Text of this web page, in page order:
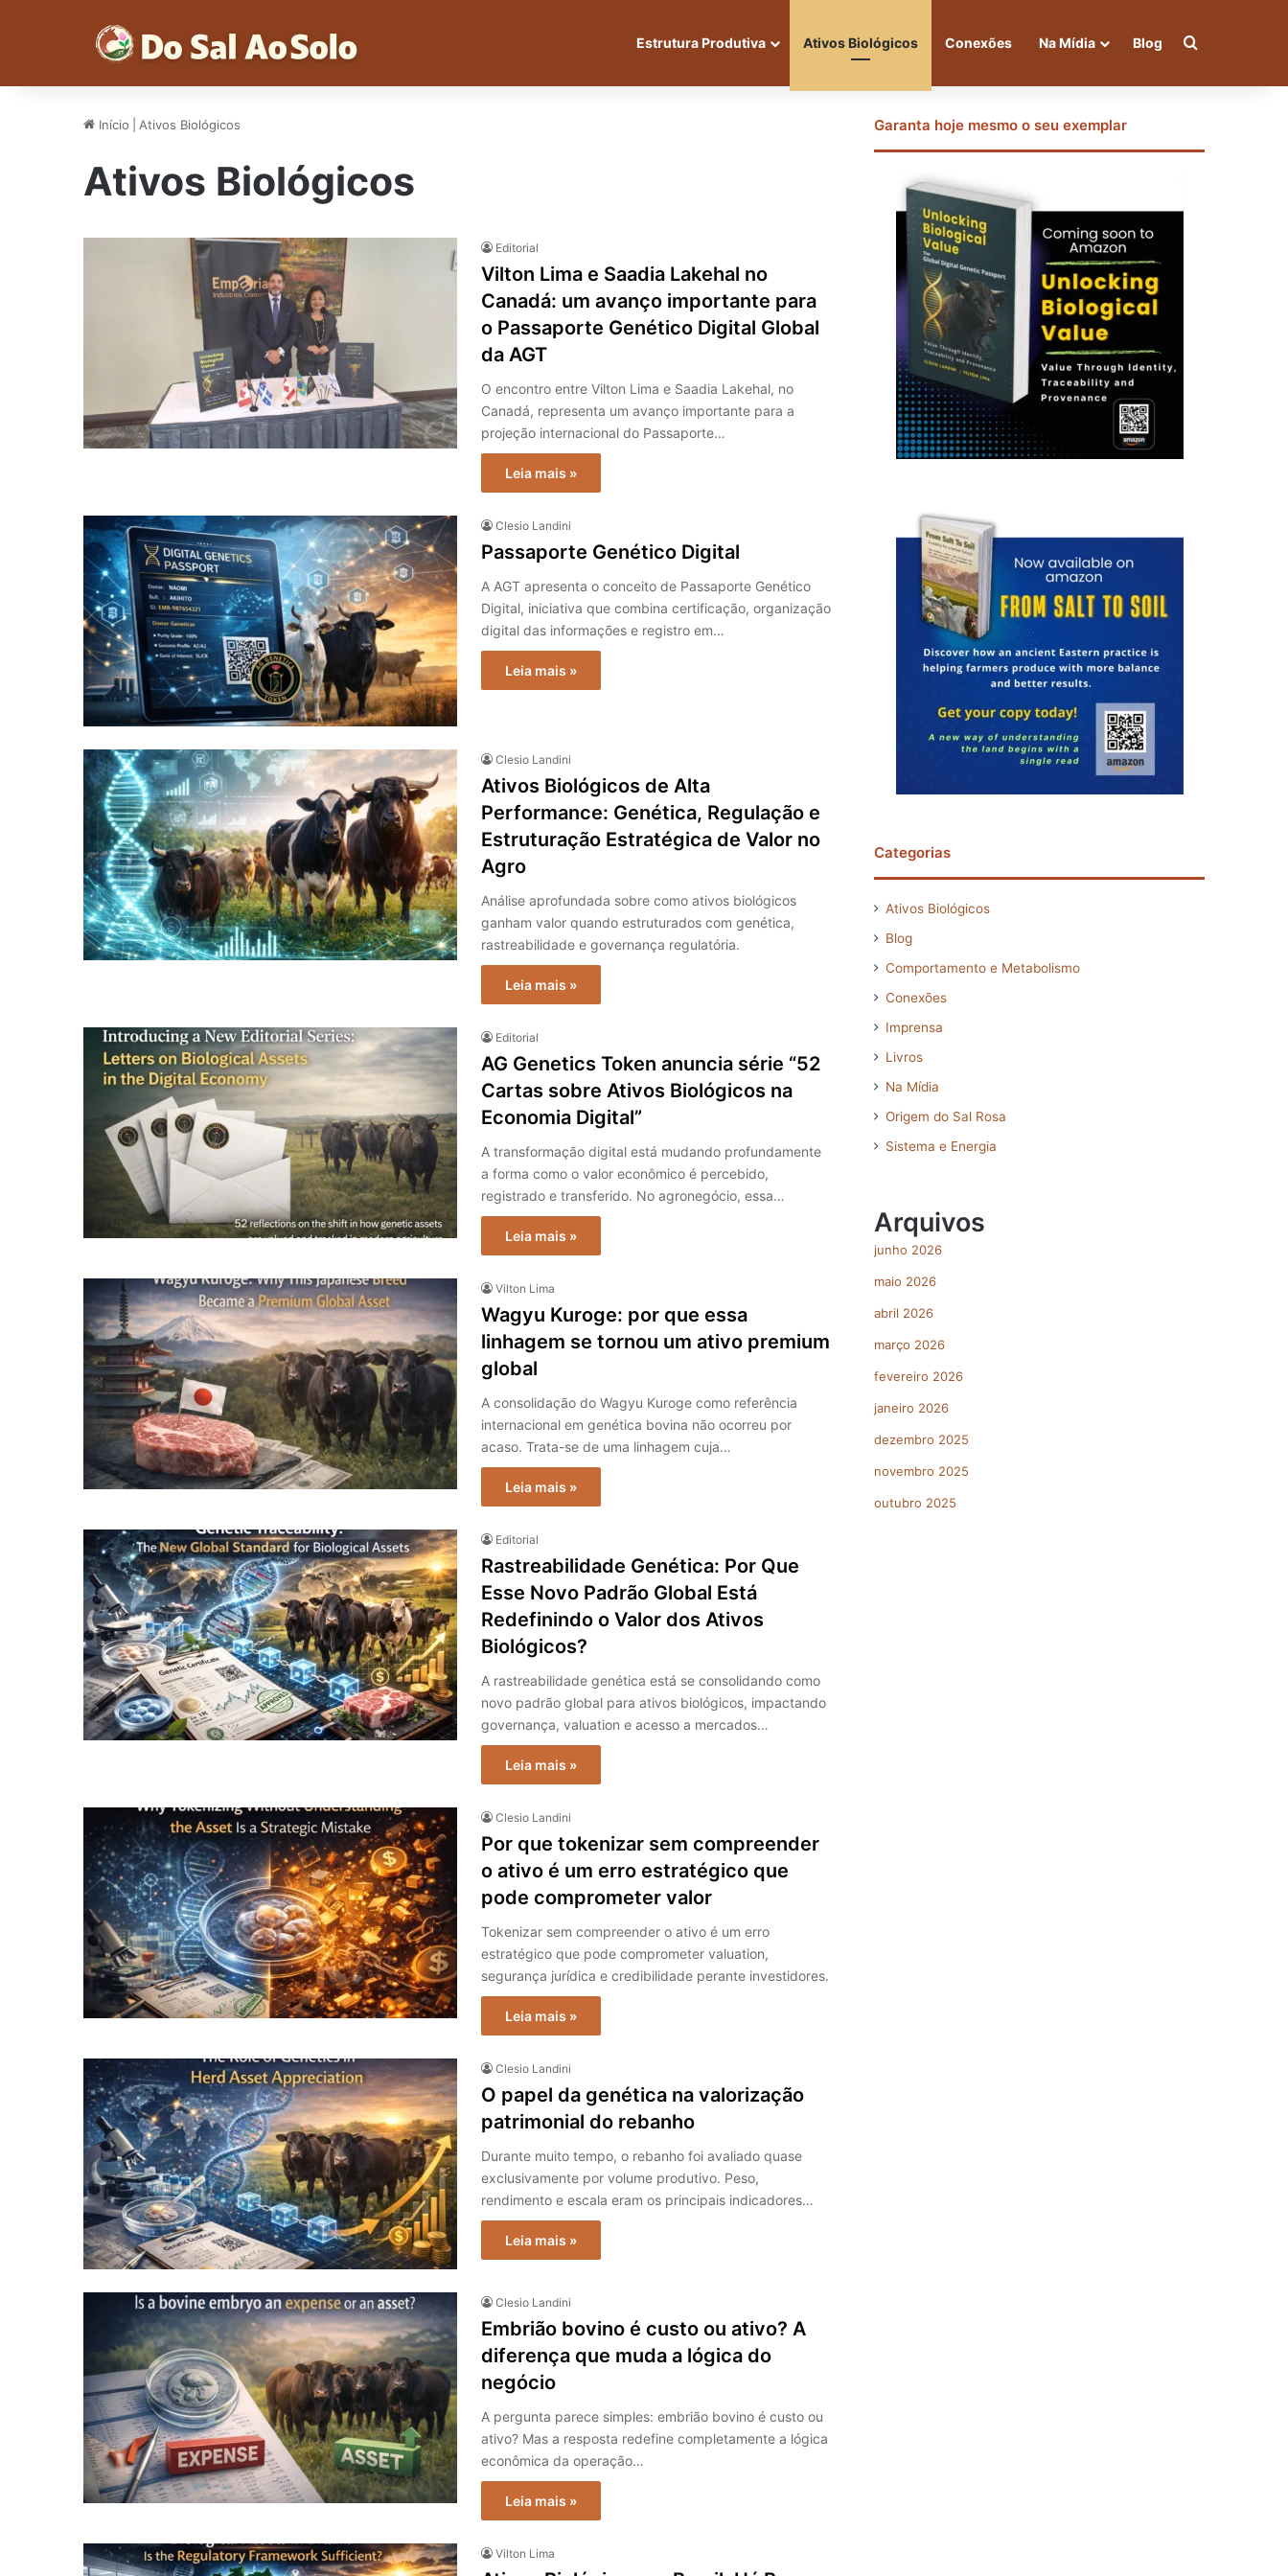
Estrutura Produtiva Ativos Biológicos Conexões Na Mídia Blog Procurar por
Início Ativos Biológicos
Ativos Biológicos
Editorial
Vilton Lima e Saadia Lakehal no
Canadá: um avanço importante para
o Passaporte Genético Digital Global
da AGT
O encontro entre Vilton Lima e Saadia Lakehal, no
Canadá, representa um avanço importante para a
projeção internacional do Passaporte…
Leia mais »
Clesio Landini
Passaporte Genético Digital
A AGT apresenta o conceito de Passaporte Genético
Digital, iniciativa que combina certificação, organização
digital das informações e registro em…
Leia mais »
Clesio Landini
Ativos Biológicos de Alta
Performance: Genética, Regulação e
Estruturação Estratégica de Valor no
Agro
Análise aprofundada sobre como ativos biológicos
ganham valor quando estruturados com genética,
rastreabilidade e governança regulatória.
Leia mais »
Editorial
AG Genetics Token anuncia série “52
Cartas sobre Ativos Biológicos na
Economia Digital”
A transformação digital está mudando profundamente
a forma como o valor econômico é percebido,
registrado e transferido. No agronegócio, essa…
Leia mais »
Vilton Lima
Wagyu Kuroge: por que essa
linhagem se tornou um ativo premium
global
A consolidação do Wagyu Kuroge como referência
internacional em genética bovina não ocorreu por
acaso. Trata-se de uma linhagem cuja…
Leia mais »
Editorial
Rastreabilidade Genética: Por Que
Esse Novo Padrão Global Está
Redefinindo o Valor dos Ativos
Biológicos?
A rastreabilidade genética está se consolidando como
novo padrão global para ativos biológicos, impactando
governança, valuation e acesso a mercados…
Leia mais »
Clesio Landini
Por que tokenizar sem compreender
o ativo é um erro estratégico que
pode comprometer valor
Tokenizar sem compreender o ativo é um erro
estratégico que pode comprometer valuation,
segurança jurídica e credibilidade perante investidores.
Leia mais »
Clesio Landini
O papel da genética na valorização
patrimonial do rebanho
Durante muito tempo, o rebanho foi avaliado quase
exclusivamente por volume produtivo. Peso,
rendimento e escala eram os principais indicadores…
Leia mais »
Clesio Landini
Embrião bovino é custo ou ativo? A
diferença que muda a lógica do
negócio
A pergunta parece simples: embrião bovino é custo ou
ativo? Mas a resposta redefine completamente a lógica
econômica da operação…
Leia mais »
Vilton Lima
Garanta hoje mesmo o seu exemplar
Categorias
Ativos Biológicos
Blog
Comportamento e Metabolismo
Conexões
Imprensa
Livros
Na Mídia
Origem do Sal Rosa
Sistema e Energia
Arquivos
junho 2026
maio 2026
abril 2026
março 2026
fevereiro 2026
janeiro 2026
dezembro 2025
novembro 2025
outubro 2025